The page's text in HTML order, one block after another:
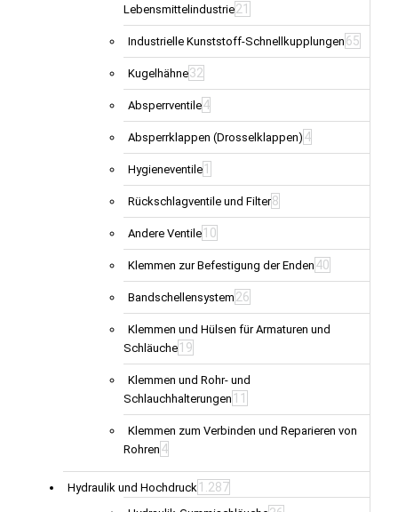
Lebensmittelindustrie21
Industrielle Kunststoff-Schnellkupplungen 65
Kugelhähne32
Absperrventile4
Absperrklappen (Drosselklappen) 4
Hygieneventile 1
Rückschlagventile und Filter8
Andere Ventile 10
Klemmen zur Befestigung der Enden 40
Bandschellensystem 26
Klemmen und Hülsen für Armaturen und
Schläuche 19
Klemmen und Rohr- und
Schlauchhalterungen 11
Klemmen zum Verbinden und Reparieren von
Rohren 4
Hydraulik und Hochdruck 1.287